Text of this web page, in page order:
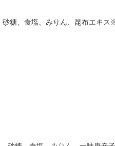
糖、食塩、みりん、昆布エキ